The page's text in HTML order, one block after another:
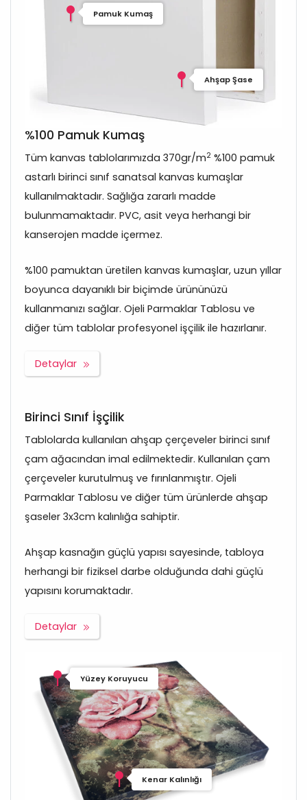
Pamuk Kumaş
Ahşap Şase
%100 Pamuk Kumaş
Tüm kanvas tablolarımızda 370gr/m2 %100 pamuk
astarlı birinci sınıf sanatsal kanvas kumaşlar
kullanılmaktadır. Sağlığa zararlı madde
bulunmamaktadır. PVC, asit veya herhangi bir
kanserojen madde içermez.
%100 pamuktan üretilen kanvas kumaşlar, uzun yıllar
boyunca dayanıklı bir biçimde ürününüzü
kullanmanızı sağlar. Ojeli Parmaklar Tablosu ve
diğer tüm tablolar profesyonel işçilik ile hazırlanır.
Detaylar
Birinci Sınıf İşçilik
Tablolarda kullanılan ahşap çerçeveler birinci sınıf
çam ağacından imal edilmektedir. Kullanılan çam
çerçeveler kurutulmuş ve fırınlanmıştır. Ojeli
Parmaklar Tablosu ve diğer tüm ürünlerde ahşap
şaseler 3x3cm kalınlığa sahiptir.
Ahşap kasnağın güçlü yapısı sayesinde, tabloya
herhangi bir fiziksel darbe olduğunda dahi güçlü
yapısını korumaktadır.
Detaylar
Yüzey Koruyucu
Kenar Kalınlığı